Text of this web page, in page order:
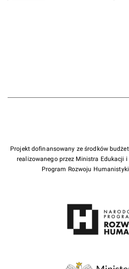
Projekt dofinansowany ze środków
realizowanego przez Ministra Edukacji
Program Rozwoju